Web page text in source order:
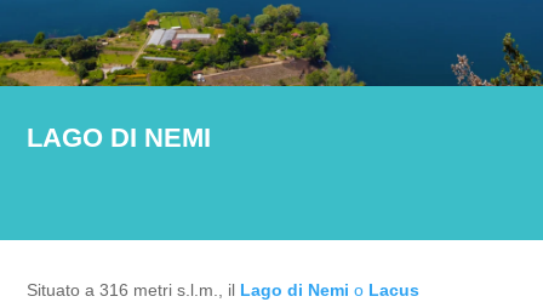
LAGO DI NEMI
Situato a 316 metri s.l.m., il Lago di Nemi o Lacus